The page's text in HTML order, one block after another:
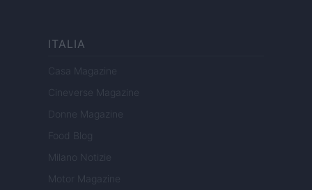
ITALIA
Casa Magazine
Cineverse Magazine
Donne Magazine
Food Blog
Milano Notizie
Motor Magazine